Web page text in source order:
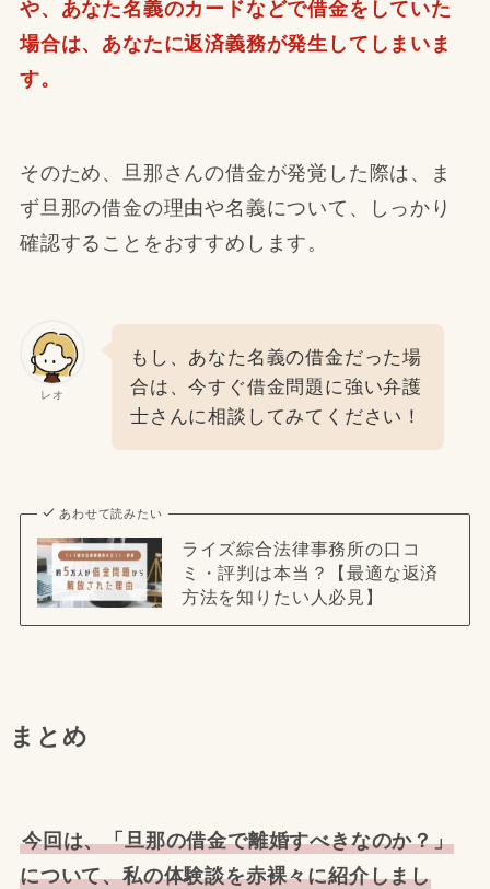
や、あなた名義のカードなどで借金をしていた
場合は、あなたに返済義務が発生してしまいま
す。
そのため、旦那さんの借金が発覚した際は、ま
ず旦那の借金の理由や名義について、しっかり
確認することをおすすめします。
レオ
もし、あなた名義の借金だった場
合は、今すぐ借金問題に強い弁護
士さんに相談してみてください！
あわせて読みたい
ライズ綜合法律事務所の口コ
ミ・評判は本当？【最適な返済
方法を知りたい人必見】
まとめ
今回は、「旦那の借金で離婚すべきなのか？」
について、私の体験談を赤裸々に紹介しまし